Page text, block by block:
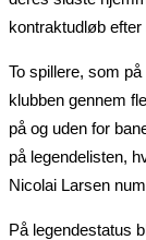
kontraktudløb
To spillere, som
klubben gennem
på og uden for
på legendelisten,
Nicolai Larsen
På legendestatus